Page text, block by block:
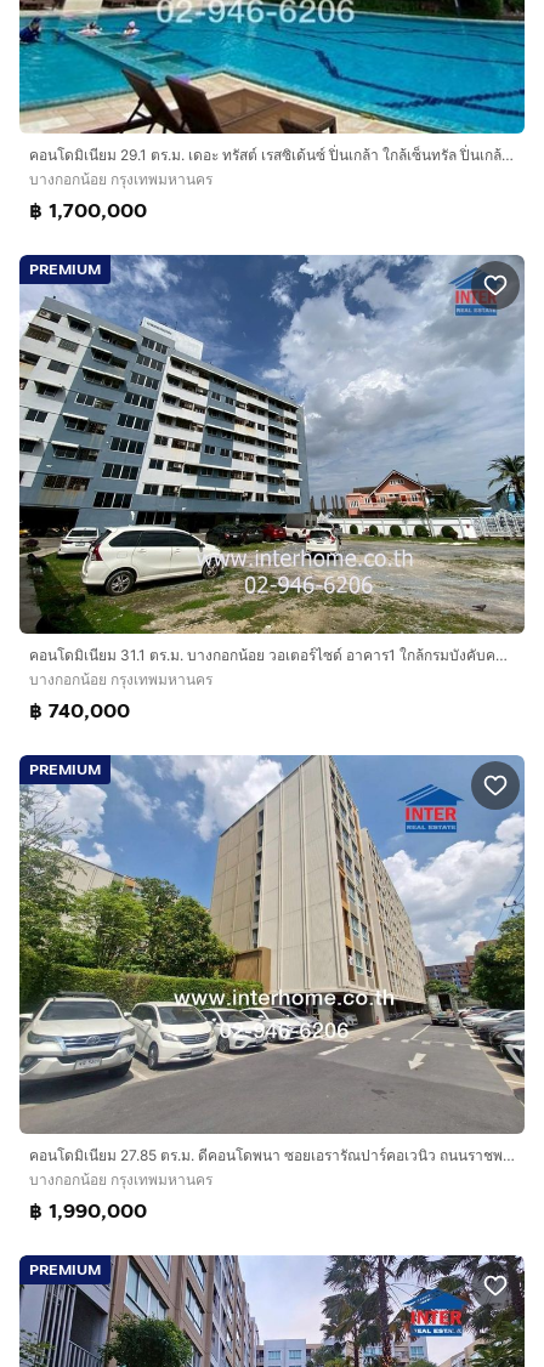
คอนโดมิเนียม 29.1 ตร.ม. เดอะ ทรัสต์ เรสซิเด้นซ์ ปิ่นเกล้า ใกล้เซ็นทรัล ปิ่นเกล้า ถนนบรมราชชนนี เขตบางกอกน้อย กรุงเทพมหานคร
บางกอกน้อย กรุงเทพมหานคร
฿ 1,700,000
PREMIUM
คอนโดมิเนียม 31.1 ตร.ม. บางกอกน้อย วอเตอร์ไซด์ อาคาร1 ใกล้กรมบังคับคดี ซอยเติมบุญ ถนนบางขุนนนท์ เขตบางกอกน้อย กรุงเทพมหานคร
บางกอกน้อย กรุงเทพมหานคร
฿ 740,000
PREMIUM
คอนโดมิเนียม 27.85 ตร.ม. ดีคอนโดพนา ซอยเอรารัณปาร์คอเวนิว ถนนราชพฤกษ์ ถนนเลียบทางรถไฟตลิ่งชัน เขตบางกอกน้อย กรุงเทพมหานคร
บางกอกน้อย กรุงเทพมหานคร
฿ 1,990,000
PREMIUM